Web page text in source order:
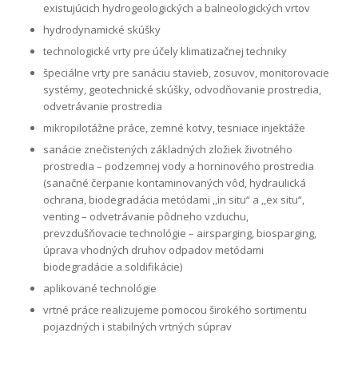
existujúcich hydrogeologických a balneologických vrtov
hydrodynamické skúšky
technologické vrty pre účely klimatizačnej techniky
špeciálne vrty pre sanáciu stavieb, zosuvov, monitorovacie
systémy, geotechnické skúšky, odvodňovanie prostredia,
odvetrávanie prostredia
mikropilotážne práce, zemné kotvy, tesniace injektáže
sanácie znečistených základných zložiek životného
prostredia – podzemnej vody a horninového prostredia
(sanačné čerpanie kontaminovaných vôd, hydraulická
ochrana, biodegradácia metódami ,,in situ“ a ,,ex situ“,
venting – odvetrávanie pôdneho vzduchu,
prevzdušňovacie technológie – airsparging, biosparging,
úprava vhodných druhov odpadov metódami
biodegradácie a soldifikácie)
aplikované technológie
vrtné práce realizujeme pomocou širokého sortimentu
pojazdných i stabilných vrtných súprav